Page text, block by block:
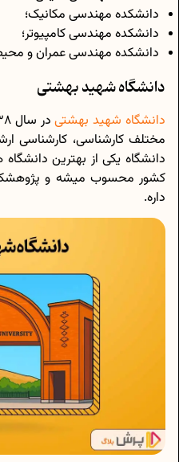
دانشکده مهندسی مکانیک؛
دانشکده مهندسی کامپیوتر؛
دانشکده مهندسی عمران و
دانشگاه شهید بهشتی
دانشگاه شهید بهشتی
مختلف کارشناسی، کارشناسی
دانشگاه‌ یکی از بهترین
کشور محسوب میشه و
داره.